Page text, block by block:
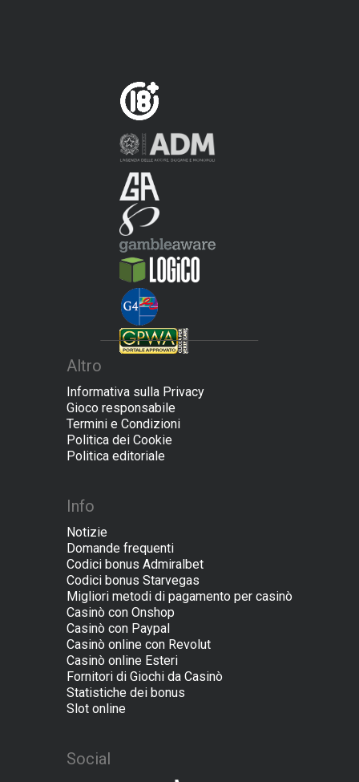
Altro
Informativa sulla Privacy
Gioco responsabile
Termini e Condizioni
Politica dei Cookie
Politica editoriale
Іnfo
Notizie
Domande frequenti
Codici bonus Admiralbet
Codici bonus Starvegas
Migliori metodi di pagamento per casinò
Casinò con Onshop
Casinò con Paypal
Casinò online con Revolut
Сasinò online Esteri
Fornitori di Giochi da Casinò
Statistiche dei bonus
Slot online
Social